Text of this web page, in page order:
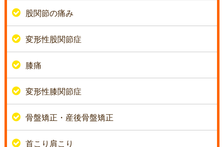
股関節の痛み
変形性股関節症
膝痛
変形性膝関節症
骨盤矯正・産後骨盤矯正
首こり肩こり